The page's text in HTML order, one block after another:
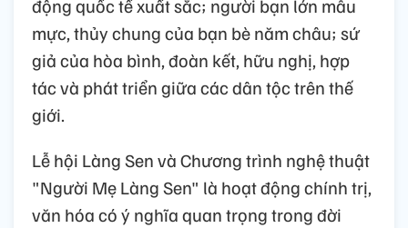
động quốc tế xuất sắc; người bạn lớn mẫu
mực, thủy chung của bạn bè năm châu; sứ
giả của hòa bình, đoàn kết, hữu nghị, hợp
tác và phát triển giữa các dân tộc trên thế
giới.
Lễ hội Làng Sen và Chương trình nghệ thuật
"Người Mẹ Làng Sen" là hoạt động chính trị,
văn hóa có ý nghĩa quan trọng trong đời